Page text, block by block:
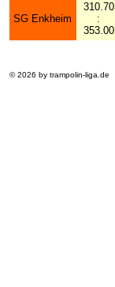
SG Enkheim
310.70
:
353.00
© 2026 by trampolin-liga.de